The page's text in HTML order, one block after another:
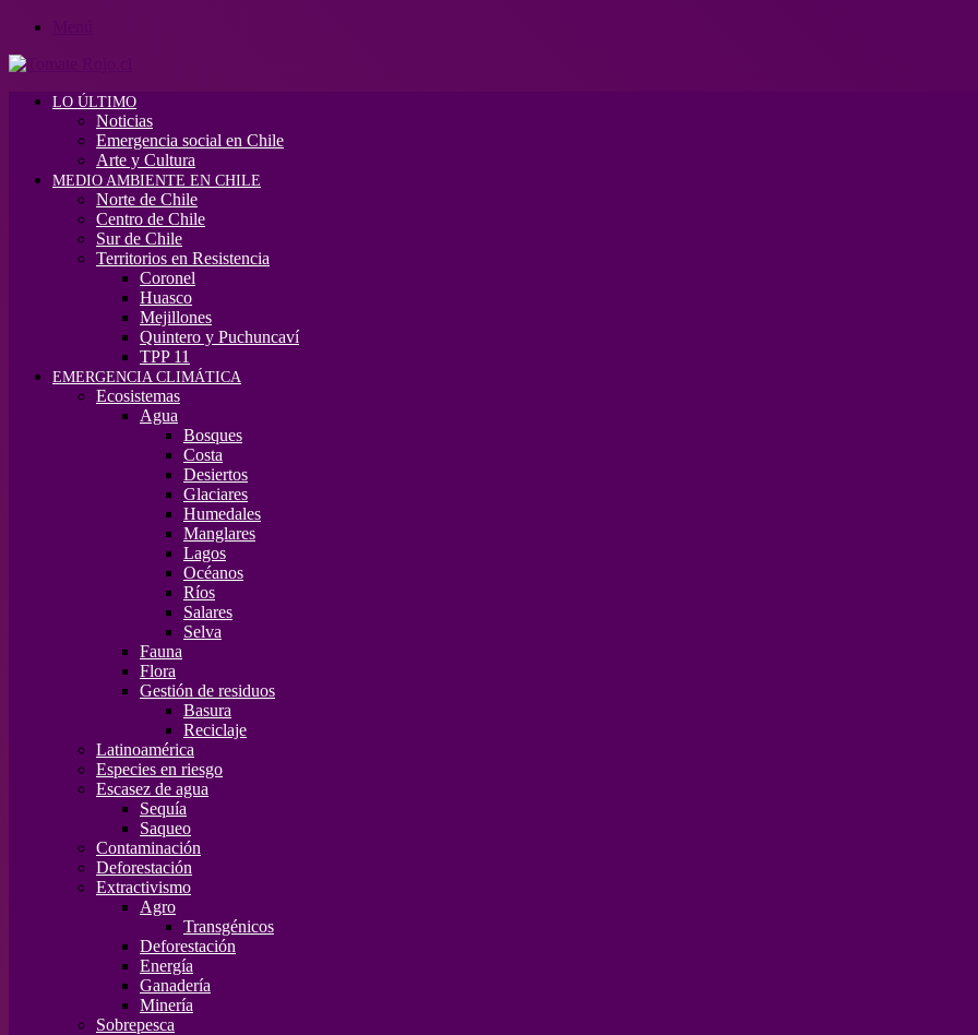
LO ÚLTIMO
Noticias
Emergencia social en Chile
Arte y Cultura
MEDIO AMBIENTE EN CHILE
Norte de Chile
Centro de Chile
Sur de Chile
Territorios en Resistencia
Coronel
Huasco
Mejillones
Quintero y Puchuncaví
TPP 11
EMERGENCIA CLIMÁTICA
Ecosistemas
Agua
Bosques
Costa
Desiertos
Glaciares
Humedales
Manglares
Lagos
Océanos
Ríos
Salares
Selva
Fauna
Flora
Gestión de residuos
Basura
Reciclaje
Latinoamérica
Especies en riesgo
Escasez de agua
Sequía
Saqueo
Contaminación
Deforestación
Extractivismo
Agro
Transgénicos
Deforestación
Energía
Ganadería
Minería
Sobrepesca